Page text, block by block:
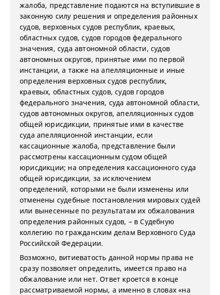
жалоба, представление подаются на вступившие в
законную силу решения и определения районных
судов, верховных судов республик, краевых,
областных судов, судов городов федерального
значения, суда автономной области, судов
автономных округов, принятые ими по первой
инстанции, а также на апелляционные и иные
определения верховных судов республик,
краевых, областных судов, судов городов
федерального значения, суда автономной области,
судов автономных округов, апелляционных судов
общей юрисдикции, принятые ими в качестве
суда апелляционной инстанции, если
кассационные жалоба, представление были
рассмотрены кассационным судом общей
юрисдикции; на определения кассационного суда
общей юрисдикции, за исключением
определений, которыми не были изменены или
отменены судебные постановления мировых судей
или вынесенные по результатам их обжалования
определения районных судов, – в Судебную
коллегию по гражданским делам Верховного Суда
Российской Федерации.
Возможно, витиеватость данной нормы права не
сразу позволяет определить, имеется право на
обжалование или нет. Ответ кроется в конце
рассматриваемой нормы, а именно в словах «на